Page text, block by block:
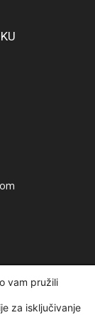
| Designed
vam pružili
za isključivanje